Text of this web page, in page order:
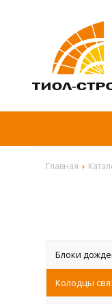
Главная
Блоки
Колодцы